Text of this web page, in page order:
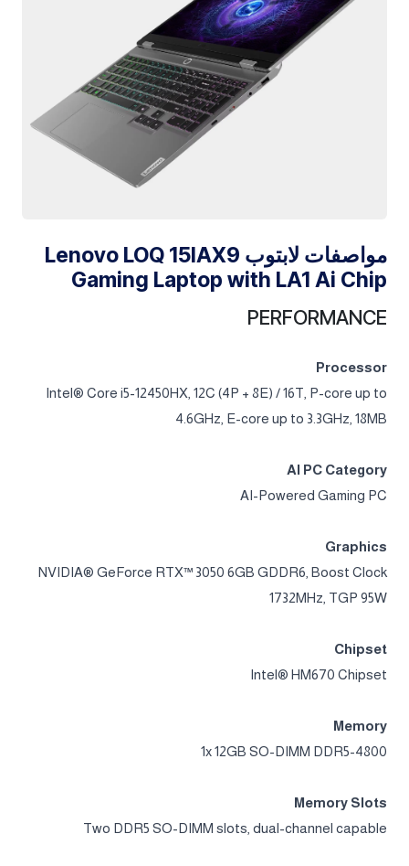
مواصفات لابتوب Lenovo LOQ 15IAX9
Gaming Laptop with LA1 Ai Chip
PERFORMANCE
Processor
Intel® Core i5-12450HX, 12C (4P + 8E) / 16T, P-core up to
4.6GHz, E-core up to 3.3GHz, 18MB
AI PC Category
AI-Powered Gaming PC
Graphics
NVIDIA® GeForce RTX™ 3050 6GB GDDR6, Boost Clock
1732MHz, TGP 95W
Chipset
Intel® HM670 Chipset
Memory
1x 12GB SO-DIMM DDR5-4800
Memory Slots
Two DDR5 SO-DIMM slots, dual-channel capable